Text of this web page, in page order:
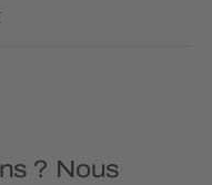
? Nous